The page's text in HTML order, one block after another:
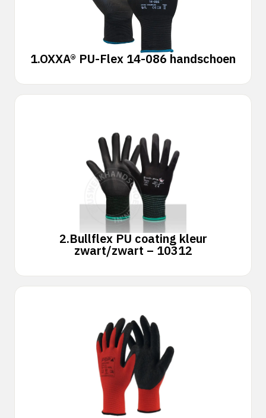
1.OXXA® PU-Flex 14-086 handschoen
2.Bullflex PU coating kleur
zwart/zwart – 10312